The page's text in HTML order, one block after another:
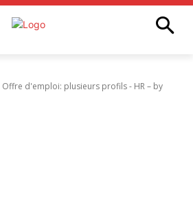
Offre d'emploi: plusieurs profils - HR – by